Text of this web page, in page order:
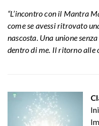
“L’incontro con il Mantra
come se avessi ritrovato
nascosta. Una unione
dentro di me. Il ritorno alle